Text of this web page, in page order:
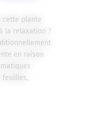
cette plante
la relaxation ?
en raison
feuilles,